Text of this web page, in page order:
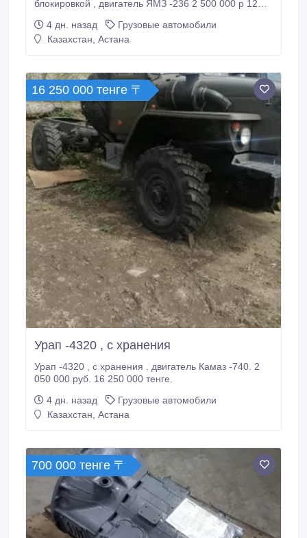
блокировкой , двигатель ЯМЗ -236 2 500 000 р 12
4 дн. назад
Грузовые автомобили
Казахстан, Астана
16 250 000 тенге 〒
Урап -4320 , с хранения
Урап -4320 , с хранения . двигатель Камаз -740. 2
050 000 руб. 16 250 000 тенге.
4 дн. назад
Грузовые автомобили
Казахстан, Астана
700 000 тенге 〒